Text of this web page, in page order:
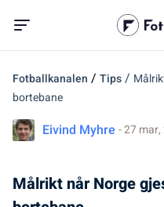
Fotballkanalen / Tips/
bortebane
Eivind Myhre - 27
Målrikt når Norge